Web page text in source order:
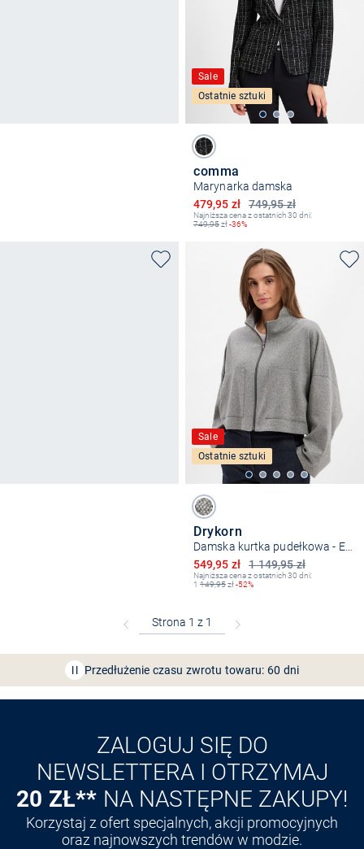
Sale
Ostatnie sztuki
comma
Marynarka damska
749,95 zł
Obniżona cena
479,95 zł
Najniższa cena z ostatnich 30 dni:
749,95zł-36%
Sale
Ostatnie sztuki
Drykorn
Damska kurtka pudełkowa - Elstow
1 149,95 zł
Obniżona cena
549,95 zł
Najniższa cena z ostatnich 30 dni:
1 149,95zł-52%
Bezpłatna dostawa z Friends
Przedłużenie czasu zwrotu towaru: 60 dni
ZALOGUJ SIĘ DO
NEWSLETTERA I OTRZYMAJ
20 ZŁ** NA NASTĘPNE ZAKUPY!
Korzystaj z ofert specjalnych, akcji promocyjnych
oraz najnowszych trendów w modzie.